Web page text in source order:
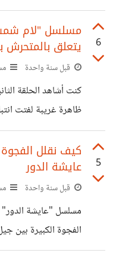
لشكسبير وأولاد
قصيرة حصدت العديد
حصلت على جائزة
الكثير، ليس فقط عن
بتجسيده أضاف بعداً
فهمي للحياة والناس.
6
مسلسل "لام
يتعلق بالمتحرش
قبل سنة واحدة
كنت أشاهد الحلقة
ظاهرة غريبة لفتت
من صديق أبيه في
"وسام"، التي يؤديها
أنه يحبه، رغم أن وسام
جعلتني أتساءل: كيف
بالتأكيد متحرش
فهو دائما ما يدخل
5
كيف نقلل
عايشة الدور
قبل سنة واحدة
مسلسل "عايشة
حين تضطر "عايشه" أو